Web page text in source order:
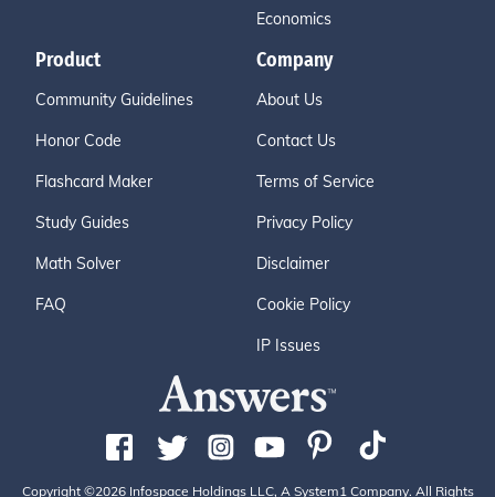
Economics
Product
Community Guidelines
Honor Code
Flashcard Maker
Study Guides
Math Solver
FAQ
Company
About Us
Contact Us
Terms of Service
Privacy Policy
Disclaimer
Cookie Policy
IP Issues
Copyright ©2026 Infospace Holdings LLC, A System1 Company. All Rights